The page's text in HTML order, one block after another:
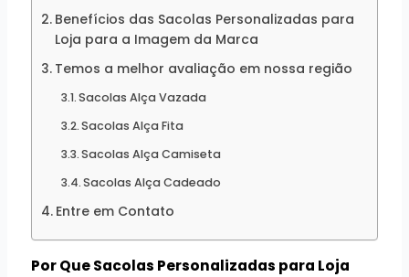
Benefícios das Sacolas Personalizadas para
Loja para a Imagem da Marca
Temos a melhor avaliação em nossa região
Sacolas Alça Vazada
Sacolas Alça Fita
Sacolas Alça Camiseta
Sacolas Alça Cadeado
Entre em Contato
Por Que Sacolas Personalizadas para Loja